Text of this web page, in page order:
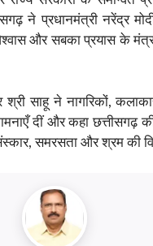
ने प्रधानमंत्री नरेंद्र
और सबका प्रयास के
श्री साहू ने नागरिकों,
दीं और कहा छत्तीसगढ़
समरसता और श्रम की